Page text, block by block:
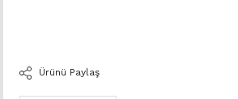
Ürünü Paylaş